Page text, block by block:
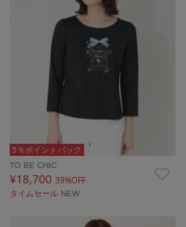
5％ポイントバック
TO BE CHIC
¥18,700 39%OFF
タイムセール NEW